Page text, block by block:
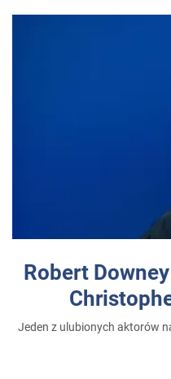
Robert
Jeden z ulubionych aktorów